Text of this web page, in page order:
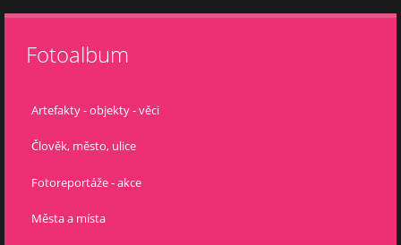
Fotoalbum
Artefakty - objekty - věci
Člověk, město, ulice
Fotoreportáže - akce
Města a místa